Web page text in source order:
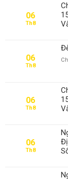
06
Th8
06
Th8
06
Th8
06
Th8